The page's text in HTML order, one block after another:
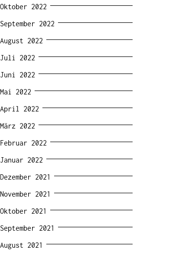
Oktober 2022
September 2022
August 2022
Juli 2022
Juni 2022
Mai 2022
April 2022
März 2022
Februar 2022
Januar 2022
Dezember 2021
November 2021
Oktober 2021
September 2021
August 2021